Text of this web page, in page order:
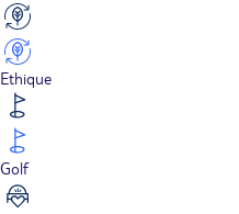
Ethique
Golf